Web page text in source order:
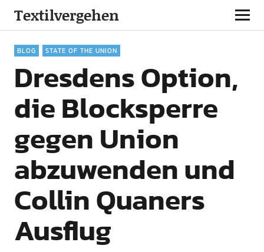
Textilvergehen
BLOG STATE OF THE UNION
Dresdens Option,
die Blocksperre
gegen Union
abzuwenden und
Collin Quaners
Ausflug